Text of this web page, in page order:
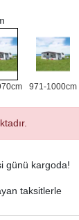
971-1000cm
günü kargoda!
taksitlerle